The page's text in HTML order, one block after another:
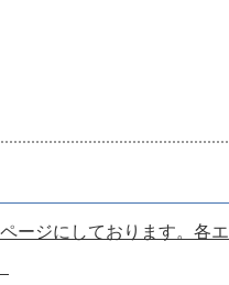
ージにしております。各エ